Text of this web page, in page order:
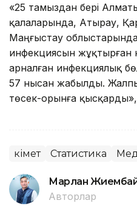
«25 тамыздан бері
қалаларында, Атырау,
Маңғыстау
инфекциясын жұқтырған
арналған инфекциялық
57 нысан жабылды.
төсек-орынға
Үкімет Статистика
Марлан
Авторлар